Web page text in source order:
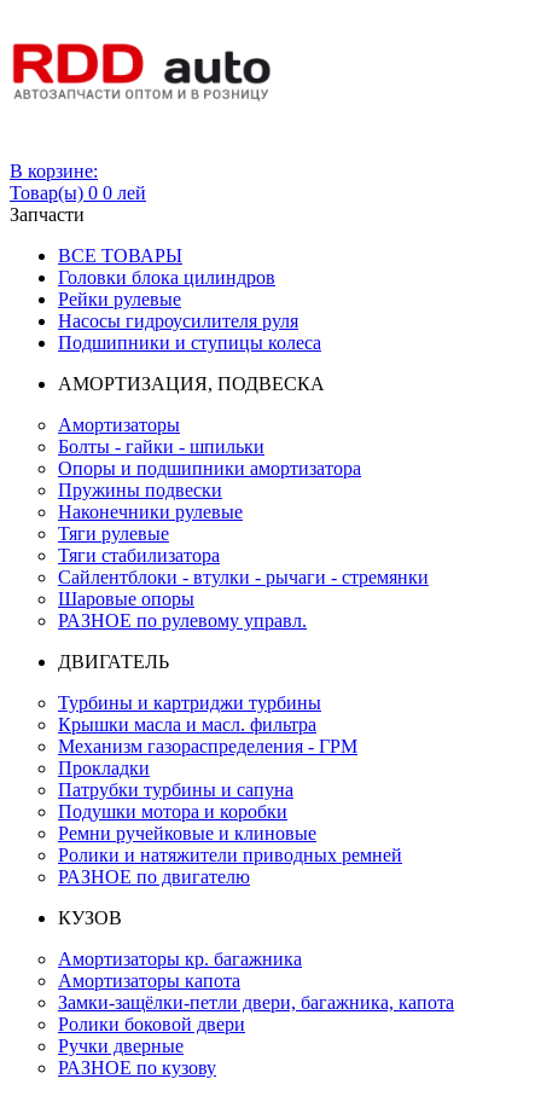
В корзине:
Товар(ы) 0 0 лей
Запчасти
ВСЕ ТОВАРЫ
Головки блока цилиндров
Рейки рулевые
Насосы гидроусилителя руля
Подшипники и ступицы колеса
АМОРТИЗАЦИЯ, ПОДВЕСКА
Амортизаторы
Болты - гайки - шпильки
Опоры и подшипники амортизатора
Пружины подвески
Наконечники рулевые
Тяги рулевые
Тяги стабилизатора
Сайлентблоки - втулки - рычаги - стремянки
Шаровые опоры
РАЗНОЕ по рулевому управл.
ДВИГАТЕЛЬ
Турбины и картриджи турбины
Крышки масла и масл. фильтра
Механизм газораспределения - ГРМ
Прокладки
Патрубки турбины и сапуна
Подушки мотора и коробки
Ремни ручейковые и клиновые
Ролики и натяжители приводных ремней
РАЗНОЕ по двигателю
КУЗОВ
Амортизаторы кр. багажника
Амортизаторы капота
Замки-защёлки-петли двери, багажника, капота
Ролики боковой двери
Ручки дверные
РАЗНОЕ по кузову